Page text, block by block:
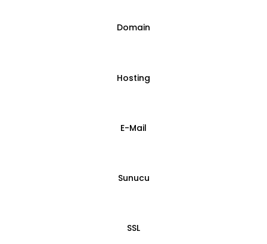
Domain
Hosting
E-Mail
Sunucu
SSL